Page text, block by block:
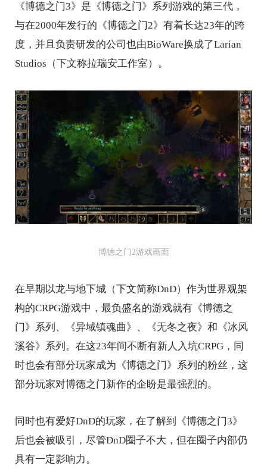
《博德之门3》是《博德之门》系列游戏的第三代，
与在2000年发行的《博德之门2》有着长达23年的跨
度，并且负责研发的公司也由BioWare换成了Larian
Studios（下文称拉瑞安工作室）。
博德之门2游戏画面
在早期以龙与地下城（下文简称DnD）作为世界观架
构的CRPG游戏中，最负盛名的游戏就有《博德之
门》系列、《异域镇魂曲》、《无冬之夜》和《冰风
溪谷》系列。在这23年间不断有新人入坑CRPG，同
时也会有部分玩家成为《博德之门》系列的粉丝，这
部分玩家对博德之门新作的企盼是最强烈的。
同时也有爱好DnD的玩家，在了解到《博德之门3》
后也会被吸引，尽管DnD圈子不大，但在圈子内部仍
具有一定影响力。